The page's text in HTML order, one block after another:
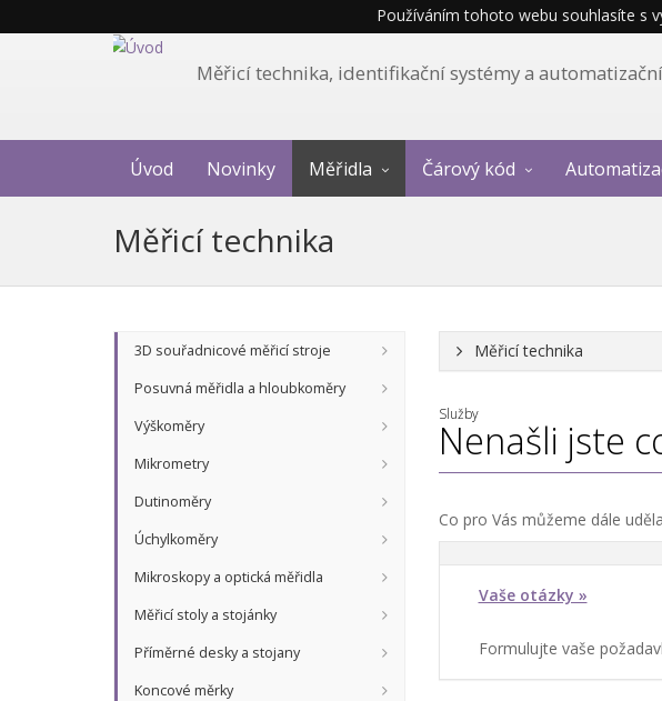
Používáním tohoto webu souhlasíte s
Měřicí technika, identifikační systémy a
Úvod Novinky Měřidla Čárový kód
Měřicí technika
3D souřadnicové měřicí stroje
Posuvná měřidla a hloubkoměry
Výškoměry
Mikrometry
Dutinoměry
Úchylkoměry
Mikroskopy a optická měřidla
Měřicí stoly a stojánky
Příměrné desky a stojany
Koncové měrky
Měřicí technika
Služby
Nenašli jste
Co pro Vás můžeme dále
Vaše otázky »
Formulujte vaše